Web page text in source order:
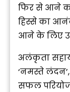
फिर से आने
हिस्से का
आने के लिए
अलंकृता सहाय
‘नमस्ते
सफल